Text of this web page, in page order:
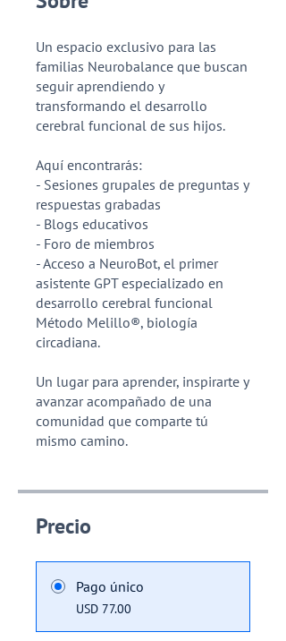
Un espacio exclusivo para las
familias Neurobalance que buscan
seguir aprendiendo y
transformando el desarrollo
cerebral funcional de sus hijos.
Aquí encontrarás:
- Sesiones grupales de preguntas y
respuestas grabadas
- Blogs educativos
- Foro de miembros
- Acceso a NeuroBot, el primer
asistente GPT especializado en
desarrollo cerebral funcional
Método Melillo®, biología
circadiana.
Un lugar para aprender, inspirarte y
avanzar acompañado de una
comunidad que comparte tú
mismo camino.
Precio
Pago único
USD 77.00